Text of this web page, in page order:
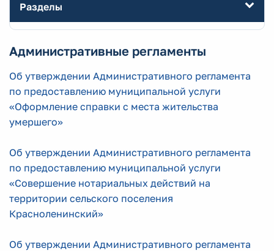
Разделы
Административные регламенты
Об утверждении Административного регламента
по предоставлению муниципальной услуги
«Оформление справки с места жительства
умершего»
Об утверждении Административного регламента
по предоставлению муниципальной услуги
«Совершение нотариальных действий на
территории сельского поселения
Красноленинский»
Об утверждении Административного регламента